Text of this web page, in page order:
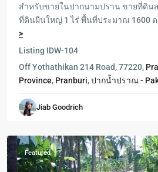
สำหรับขายในปากนามปราน ขายที่ดิน
ที่ดินผืนใหญ่ 1 ไร่ พื้นที่ประมาณ 1600 ต
>
Listing IDW-104
Off Yothathikan 214 Road, 77220,
Province, Pranburi,ปากน้ำปราณ -
Jiab Goodrich
Khao
Tao,
Featured